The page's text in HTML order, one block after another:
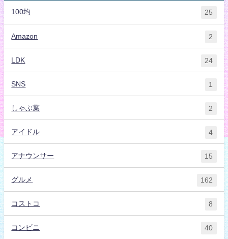
100均 25
Amazon 2
LDK 24
SNS 1
しゃぶ葉 2
アイドル 4
アナウンサー 15
グルメ 162
コストコ 8
コンビニ 40